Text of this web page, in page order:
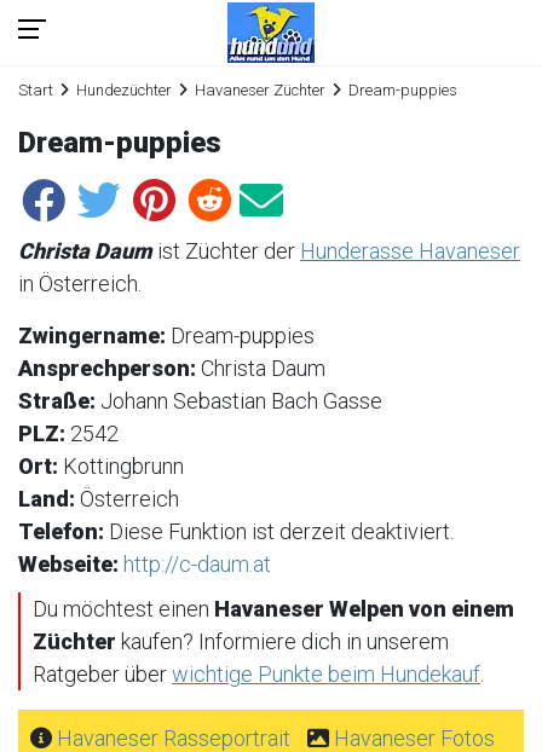
Start Hundezüchter Havaneser Züchter Dream-puppies
Dream-puppies
Christa Daumist Züchter der Hunderasse Havaneser
in Österreich.
Zwingername: Dream-puppies
Ansprechperson: Christa Daum
Straße: Johann Sebastian Bach Gasse
PLZ: 2542
Ort: Kottingbrunn
Land: Österreich
Telefon: Diese Funktion ist derzeit deaktiviert.
Webseite: http://c-daum.at
Du möchtest einen Havaneser Welpen von einem
Züchter kaufen? Informiere dich in unserem
Ratgeber überwichtige Punkte beim Hundekauf
Havaneser Rasseportrait
Havaneser Fotos